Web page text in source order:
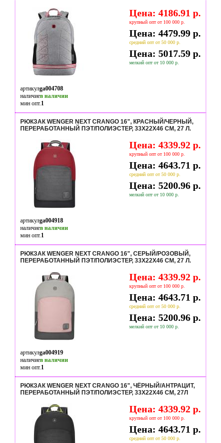
Цена: 4186.91 р.
крупный опт от 100 000 р.
Цена: 4479.99 р.
средний опт от 50 000 р.
Цена: 5017.59 р.
мелкий опт от 10 000 р.
артикулga004708
наличиев наличии
мин опт.1
РЮКЗАК WENGER NEXT CRANGO 16", КРАСНЫЙ/ЧЕРНЫЙ,
ПЕРЕРАБОТАННЫЙ ПЭТ/ПОЛИЭСТЕР, 33Х22Х46 СМ, 27 Л.
Цена: 4339.92 р.
крупный опт от 100 000 р.
Цена: 4643.71 р.
средний опт от 50 000 р.
Цена: 5200.96 р.
мелкий опт от 10 000 р.
артикулga004918
наличиев наличии
мин опт.1
РЮКЗАК WENGER NEXT CRANGO 16", СЕРЫЙ/РОЗОВЫЙ,
ПЕРЕРАБОТАННЫЙ ПЭТ/ПОЛИЭСТЕР, 33Х22Х46 СМ, 27 Л.
Цена: 4339.92 р.
крупный опт от 100 000 р.
Цена: 4643.71 р.
средний опт от 50 000 р.
Цена: 5200.96 р.
мелкий опт от 10 000 р.
артикулga004919
наличиев наличии
мин опт.1
РЮКЗАК WENGER NEXT CRANGO 16", ЧЁРНЫЙ/АНТРАЦИТ,
ПЕРЕРАБОТАННЫЙ ПЭТ/ПОЛИЭСТЕР, 33Х22Х46 СМ, 27Л
Цена: 4339.92 р.
крупный опт от 100 000 р.
Цена: 4643.71 р.
средний опт от 50 000 р.